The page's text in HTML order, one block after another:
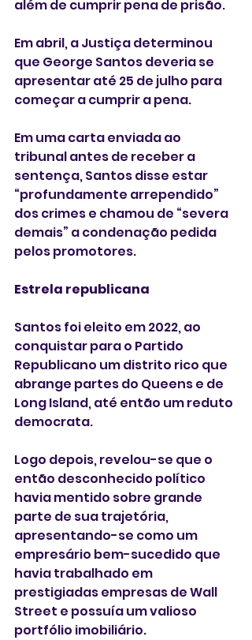
além de cumprir pena de prisão.
Em abril, a Justiça determinou
que George Santos deveria se
apresentar até 25 de julho para
começar a cumprir a pena.
Em uma carta enviada ao
tribunal antes de receber a
sentença, Santos disse estar
“profundamente arrependido”
dos crimes e chamou de “severa
demais” a condenação pedida
pelos promotores.
Estrela republicana
Santos foi eleito em 2022, ao
conquistar para o Partido
Republicano um distrito rico que
abrange partes do Queens e de
Long Island, até então um reduto
democrata.
Logo depois, revelou-se que o
então desconhecido político
havia mentido sobre grande
parte de sua trajetória,
apresentando-se como um
empresário bem-sucedido que
havia trabalhado em
prestigiadas empresas de Wall
Street e possuía um valioso
portfólio imobiliário.